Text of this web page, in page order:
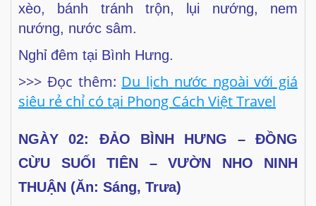
xèo, bánh tránh trộn, lụi nướng, nem
nướng, nước sâm.
Nghỉ đêm tại Bình Hưng.
>>> Đọc thêm: Du lịch nước ngoài với giá
siêu rẻ chỉ có tại Phong Cách Việt Travel
NGÀY 02: ĐẢO BÌNH HƯNG – ĐỒNG
CỪU SUỐI TIÊN – VƯỜN NHO NINH
THUẬN (Ăn: Sáng, Trưa)